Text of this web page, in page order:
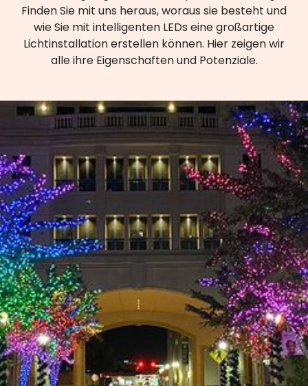
Finden Sie mit uns heraus, woraus sie besteht und
wie Sie mit intelligenten LEDs eine großartige
Lichtinstallation erstellen können. Hier zeigen wir
alle ihre Eigenschaften und Potenziale.